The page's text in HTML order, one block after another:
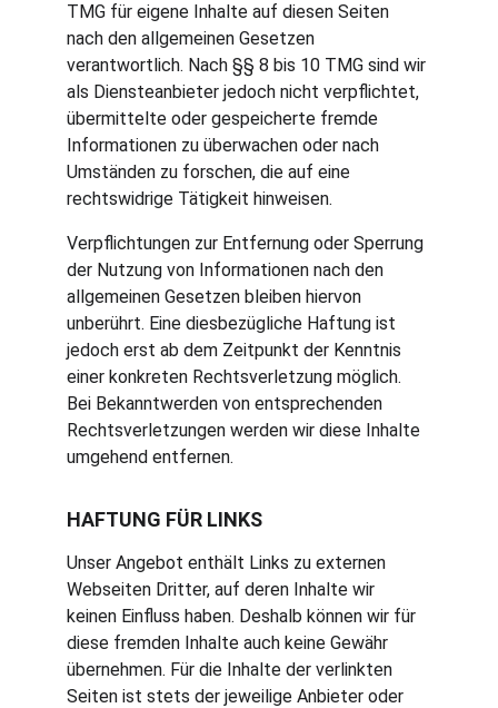
TMG für eigene Inhalte auf diesen Seiten
nach den allgemeinen Gesetzen
verantwortlich. Nach §§ 8 bis 10 TMG sind wir
als Diensteanbieter jedoch nicht verpflichtet,
übermittelte oder gespeicherte fremde
Informationen zu überwachen oder nach
Umständen zu forschen, die auf eine
rechtswidrige Tätigkeit hinweisen.
Verpflichtungen zur Entfernung oder Sperrung
der Nutzung von Informationen nach den
allgemeinen Gesetzen bleiben hiervon
unberührt. Eine diesbezügliche Haftung ist
jedoch erst ab dem Zeitpunkt der Kenntnis
einer konkreten Rechtsverletzung möglich.
Bei Bekanntwerden von entsprechenden
Rechtsverletzungen werden wir diese Inhalte
umgehend entfernen.
HAFTUNG FÜR LINKS
Unser Angebot enthält Links zu externen
Webseiten Dritter, auf deren Inhalte wir
keinen Einfluss haben. Deshalb können wir für
diese fremden Inhalte auch keine Gewähr
übernehmen. Für die Inhalte der verlinkten
Seiten ist stets der jeweilige Anbieter oder